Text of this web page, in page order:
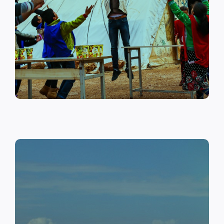
على أهمية حماية الطفل وإنشاء
مراكز لبناء القدرات والتوعية
الصحية والنفسية.
اقرأ المزيد